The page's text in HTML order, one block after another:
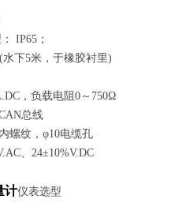
IP65；
下5米，于橡胶衬里)
，负载电阻0～750Ω
总线
螺纹，φ10电缆孔
、24±10%V.DC
计仪表选型